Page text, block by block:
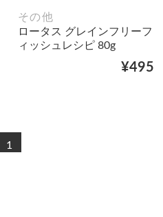
その他
ロータス グレインフリーフ
ィッシュレシピ 80g
¥495
1